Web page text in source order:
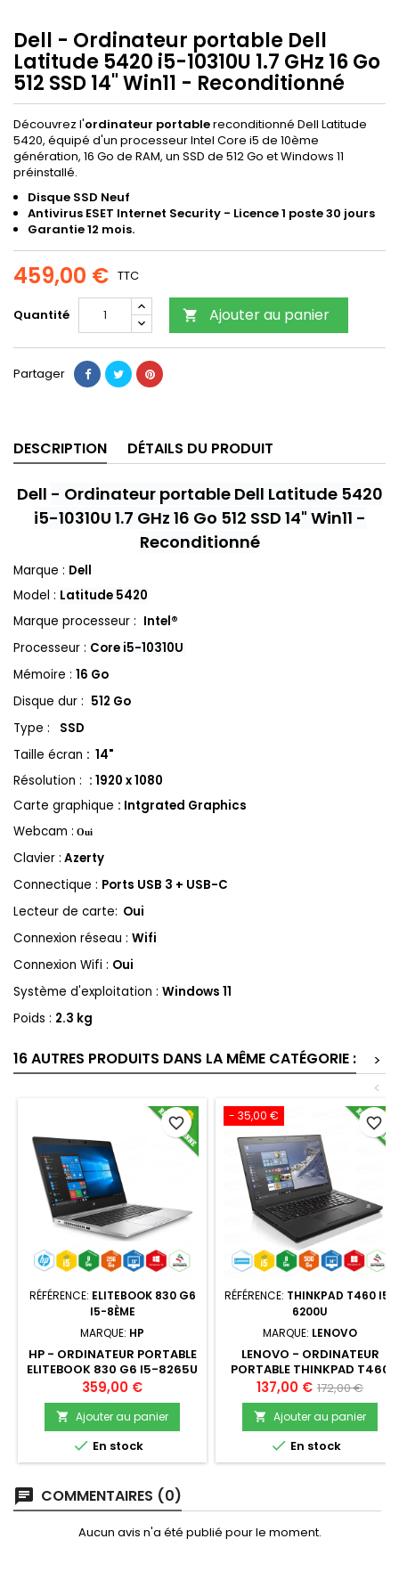
Dell - Ordinateur portable Dell
Latitude 5420 i5-10310U 1.7 GHz 16 Go
512 SSD 14" Win11 - Reconditionné
Découvrez l'ordinateur portablereconditionné Dell Latitude
5420, équipé d'un processeur Intel Core i5 de 10ème
génération, 16 Go de RAM, un SSD de 512 Go et Windows 11
préinstallé.
Disque SSD Neuf
Antivirus ESET Internet Security - Licence 1 poste 30 jours
Garantie 12 mois.
459,00 € TTC
Quantité  Ajouter au panier
Partager
DESCRIPTION DÉTAILS DU PRODUIT
Dell - Ordinateur portable Dell Latitude 5420
i5-10310U 1.7 GHz 16 Go 512 SSD 14" Win11 -
Reconditionné
Marque : Dell
Model : Latitude 5420
Marque processeur : Intel®
Processeur : Core i5-10310U
Mémoire : 16 Go
Disque dur : 512 Go
Type :
SSD
Taille écran : 14"
Résolution : : 1920 x 1080
Carte graphique : Intgrated Graphics
Webcam : Oui
Clavier : Azerty
Connectique : Ports USB 3 + USB-C
Lecteur de carte: Oui
Connexion réseau : Wifi
Connexion Wifi : Oui
Système d'exploitation : Windows 11
Poids : 2.3 kg
16 AUTRES PRODUITS DANS LA MÊME CATÉGORIE :
>
<
RÉFÉRENCE: ELITEBOOK 830 G6
I5-8ÈME
MARQUE: HP
HP - ORDINATEUR PORTABLE
ELITEBOOK 830 G6 I5-8265U
8 GO 256 SSD 13" WIN10PRO
- RECONDITIONNÉ
Prix
359,00 €
 Ajouter au panier
 En stock
favorite_border - 35,00 €
RÉFÉRENCE: THINKPAD T460 I5-
6200U
MARQUE: LENOVO
LENOVO - ORDINATEUR
PORTABLE THINKPAD T460
I5-6200U 2,3 GHZ 8GO 500
HDD 14" WIN11PRO -
RECONDITIONNÉ
Prix
137,00 € Prix
de
base
172,00 €
 Ajouter au panier
 En stock
favorite_border
COMMENTAIRES (0)
Aucun avis n'a été publié pour le moment.